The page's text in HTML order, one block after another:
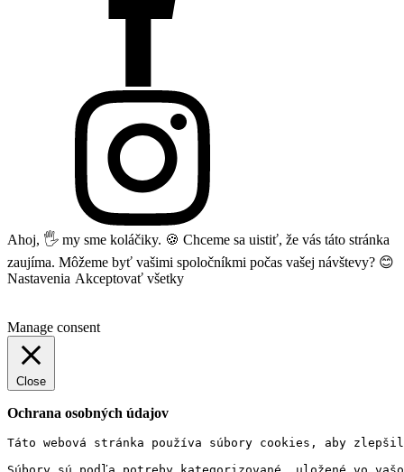
Ahoj, 🖐 my sme koláčiky. 🍪 Chceme sa uistiť, že vás táto stránka
zaujíma. Môžeme byť vašimi spoločníkmi počas vašej návštevy? 😊
Nastavenia Akceptovať všetky
Manage consent
Close
Ochrana osobných údajov
Táto webová stránka používa súbory cookies, aby